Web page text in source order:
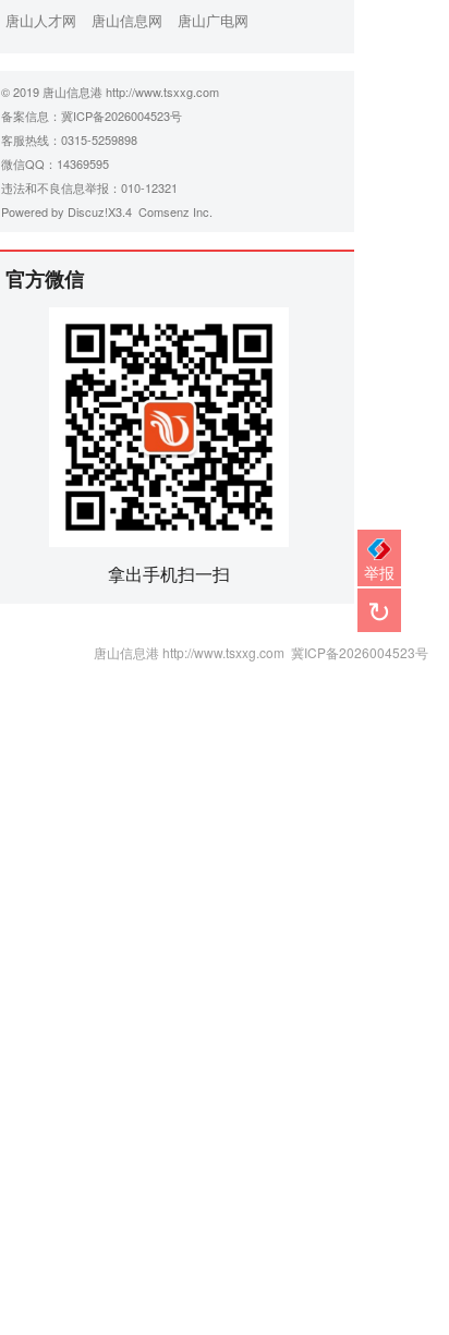
唐山人才网
唐山信息网 唐山广电网
© 2019 唐山信息港 http://www.tsxxg.com
备案信息： 冀ICP备2026004523号
客服热线：0315-5259898
微信QQ：14369595
违法和不良信息举报：010-12321
Powered by Discuz!X3.4 Comsenz Inc.
官方微信
拿出手机扫一扫
唐山信息港 http://www.tsxxg.com 冀ICP备2026004523号
举报
↻